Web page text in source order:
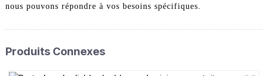
nous pouvons répondre à vos besoins spécifiques.
Produits Connexes